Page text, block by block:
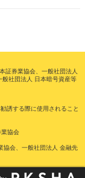
券業協会、一般社団法人
社団法人 日本暗号資産等
誘する際に使用されること
協会
会、一般社団法人 金融先